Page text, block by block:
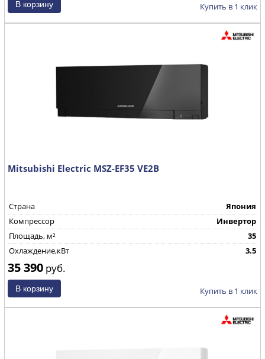
Купить в 1 клик
Mitsubishi Electric MSZ-EF35 VE2B
Страна
Япония
Компрессор
Инвертор
Площадь, м²
35
Охлаждение,кВт
3.5
35 390 руб.
Купить в 1 клик